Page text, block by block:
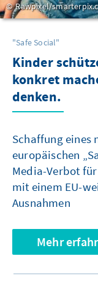
Rawpixel/
"Safe Social"
Kinder
konkret
denken.
Schaffung eines
europäischen
Media-Verbot
mit einem EU-
Ausnahmen
Mehr